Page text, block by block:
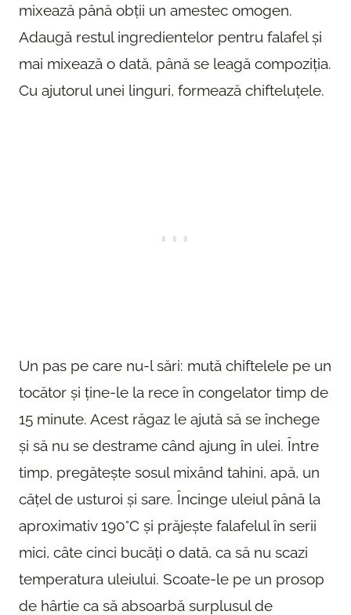
mixează până obții un amestec omogen.
Adaugă restul ingredientelor pentru falafel și
mai mixează o dată, până se leagă compoziția.
Cu ajutorul unei linguri, formează chifteluțele.
Un pas pe care nu-l sări: mută chiftelele pe un
tocător și ține-le la rece în congelator timp de
15 minute. Acest răgaz le ajută să se închege
și să nu se destrame când ajung în ulei. Între
timp, pregătește sosul mixând tahini, apă, un
cățel de usturoi și sare. Încinge uleiul până la
aproximativ 190°C și prăjește falafelul în serii
mici, câte cinci bucăți o dată, ca să nu scazi
temperatura uleiului. Scoate-le pe un prosop
de hârtie ca să absoarbă surplusul de